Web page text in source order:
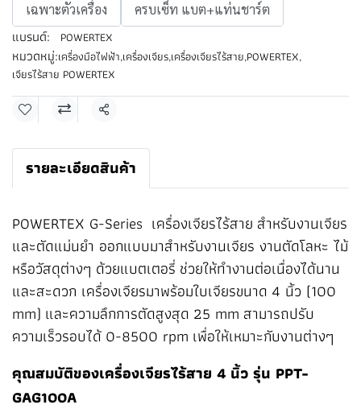
เฉพาะตัวเครื่อง ครบเซ็ท แบต+แท่นชาร์ต
แบรนด์: POWERTEX
หมวดหมู่:เครื่องมือไฟฟ้า,เครื่องเจียร,เครื่องเจียรไร้สาย,POWERTEX,
เจียรไร้สาย POWERTEX
แชร์
รายละเอียดสินค้า
POWERTEX G-Series เครื่องเจียรไร้สาย สำหรับงานเจียร
และตัดแม่นยำ ออกแบบมาสำหรับงานเจียร งานตัดโลหะ ไม้
หรือวัสดุต่างๆ ด้วยแบตเตอรี่ ช่วยให้ทำงานต่อเนื่องได้นาน
และสะดวก เครื่องเจียรมาพร้อมใบเจียรขนาด 4 นิ้ว (100
mm) และความลึกการตัดสูงสุด 25 mm สามารถปรับ
ความเร็วรอบได้ 0-8500 rpm เพื่อให้เหมาะกับงานต่างๆ
คุณสมบัติของเครื่องเจียรไร้สาย 4 นิ้ว รุ่น PPT-
GAG100A